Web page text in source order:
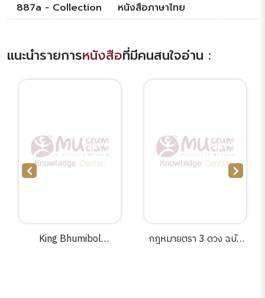
887a - Collection
หนังสือภาษาไทย
แนะนำรายการหนังสือที่มีคนสนใจอ่าน :
King Bhumibol
กฎหมายตรา 3 ดวง ฉบับ